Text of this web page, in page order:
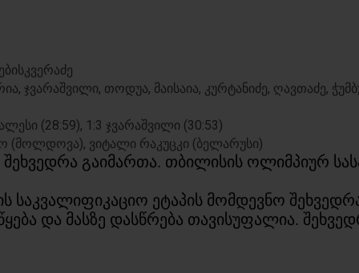
ჯვარაშვილი, თოდუა, მაისაია, კურტანიძე, ღავთაძე,
(28:59), 1:3 ჯვარაშვილი (30:53)
(მოლდოვა), ვიტალი რაკუცკი (ბელარუსი)
შეხვედრა გაიმართა. თბილისის ოლიმპიურ
საკვალიფიკაციო ეტაპის მომდევნო
და მასზე დასწრება თავისუფალია.